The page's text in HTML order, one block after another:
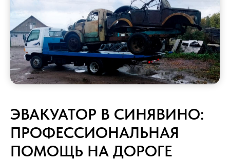
ЭВАКУАТОР В СИНЯВИНО:
ПРОФЕССИОНАЛЬНАЯ
ПОМОЩЬ НА ДОРОГЕ